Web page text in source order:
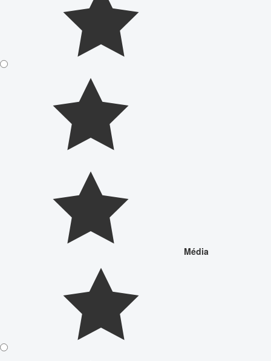
Média